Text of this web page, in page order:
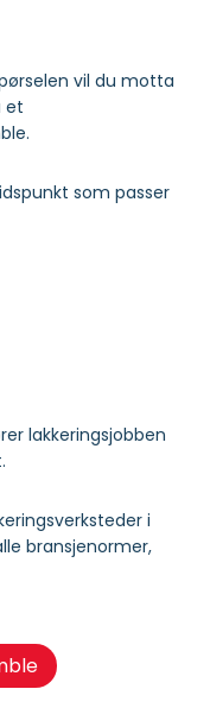
vil du motta
et
som passer
lakkeringsjobben
i
bransjenormer,